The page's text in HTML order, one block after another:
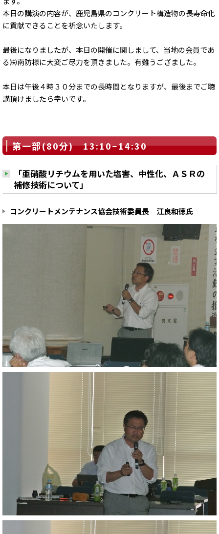
本日の講演の内容が、鹿児島県のコンクリート構造物の長寿命化
に貢献できることを祈念いたします。
最後になりましたが、本日の開催に関しまして、当地の会員であ
る㈱南防様に大変ご尽力を頂きました。有難うござました。
本日は午後４時３０分までの長時間となりますが、最後までご聴
講頂けましたら幸いです。
第一部(80分) 13:10~14:30
「亜硝酸リチウムを用いた塩害、中性化、ＡＳＲの
補修技術について」
コンクリートメンテナンス協会技術委員長 江良和徳氏